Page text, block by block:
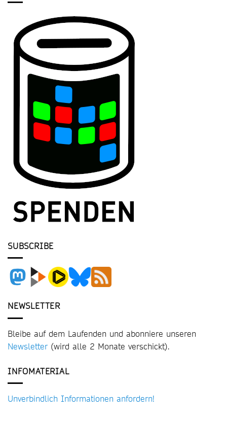
SUBSCRIBE
NEWSLETTER
Bleibe auf dem Laufenden und abonniere unseren
Newsletter (wird alle 2 Monate verschickt).
INFOMATERIAL
Unverbindlich Informationen anfordern!